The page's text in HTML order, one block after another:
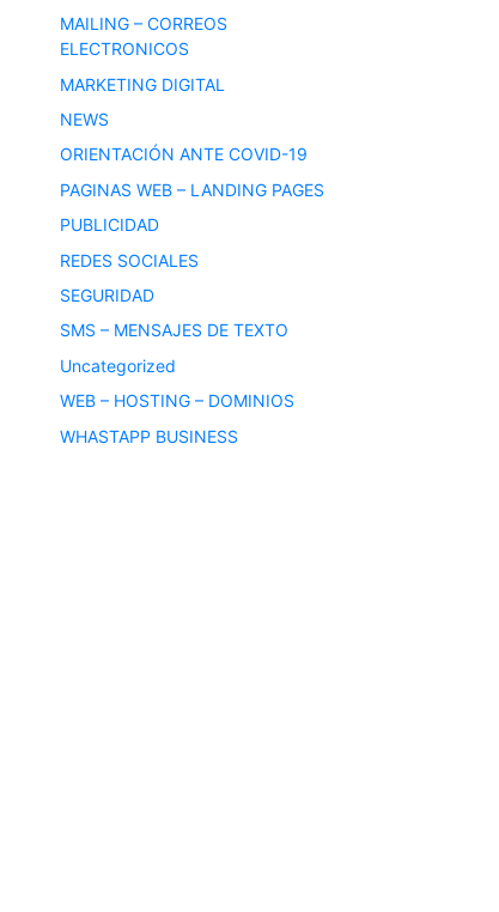
MAILING – CORREOS
ELECTRONICOS
MARKETING DIGITAL
NEWS
ORIENTACIÓN ANTE COVID-19
PAGINAS WEB – LANDING PAGES
PUBLICIDAD
REDES SOCIALES
SEGURIDAD
SMS – MENSAJES DE TEXTO
Uncategorized
WEB – HOSTING – DOMINIOS
WHASTAPP BUSINESS